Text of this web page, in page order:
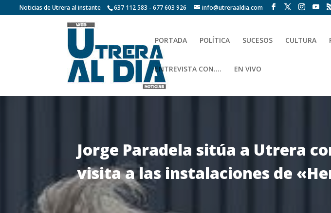
Noticias de Utrera al instante 637 112 583 - 677 603 926 info@utreraaldia.com
PORTADA POLÍTICA SUCESOS CULTURA
ENTREVISTA CON…. EN VIVO
Jorge Paradela sitúa a Utrera
visita a las instalaciones de